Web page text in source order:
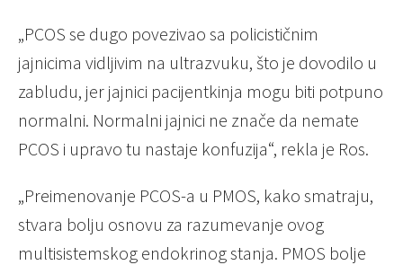
„PCOS se dugo povezivao sa policističnim
jajnicima vidljivim na ultrazvuku, što je dovodilo u
zabludu, jer jajnici pacijentkinja mogu biti potpuno
normalni. Normalni jajnici ne znače da nemate
PCOS i upravo tu nastaje konfuzija“, rekla je Ros.
„Preimenovanje PCOS-a u PMOS, kako smatraju,
stvara bolju osnovu za razumevanje ovog
multisistemskog endokrinog stanja. PMOS bolje